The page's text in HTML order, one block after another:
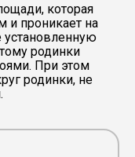
которая
и проникает на
установленную
родинки
При этом
родинки, не